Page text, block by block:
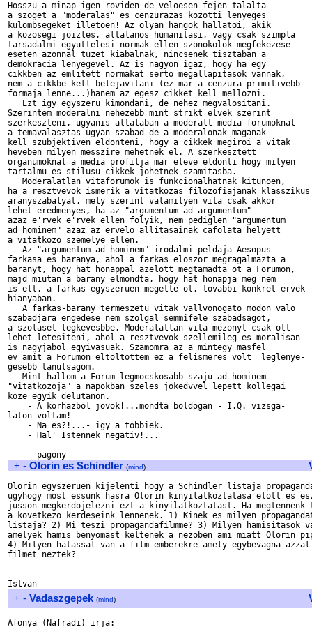
Hosszu a minap igen roviden de veloesen fejen talalta
a szoget a "moderalas" es cenzurazas kozotti lenyeges
kulombsegeket illetoen! Az olyan hangok hallatoi, akik
a kozosegi joizles, altalanos humanitasi, vagy csak szimpla
tarsadalmi egyuttelesi normak ellen szonokolok megfekezese
eseten azonnal tuzet kiabalnak, nincsenek tisztaban a
demokracia lenyegevel. Az is nagyon igaz, hogy ha egy
cikkben az emlitett normakat serto megallapitasok vannak,
nem a cikkbe kell belejavitani (ez mar a cenzura primitivebb
formaja lenne...)hanem az egesz cikket kell mellozni.
   Ezt igy egyszeru kimondani, de nehez megvalositani.
Szerintem moderalni nehezebb mint strikt elvek szerint
szerkeszteni, ugyanis altalaban a moderalt media forumoknal
a temavalasztas ugyan szabad de a moderalonak maganak
kell szubjektiven eldonteni, hogy a cikkek megiroi a vitak
heveben milyen messzire mehetnek el. A szerkesztett
organumoknal a media profilja mar eleve eldonti hogy milyen
tartalmu es stilusu cikkek johetnek szamitasba.
   Moderalatlan vitaforumok is funkcionalhatnak kitunoen,
ha a resztvevok ismerik a vitatkozas filozofiajanak klasszikus
aranyszabalyat, mely szerint valamilyen vita csak akkor
lehet eredmenyes, ha az "argumentum ad argumentum"
azaz e'rvek e'rvek ellen folyik, nem pediglen "argumentum
ad hominem" azaz az ervelo allitasainak cafolata helyett
a vitatkozo szemelye ellen.
   Az "argumentum ad hominem" irodalmi peldaja Aesopus
farkasa es baranya, ahol a farkas eloszor megragalmazta a
baranyt, hogy hat honappal azelott megtamadta ot a Forumon,
majd miutan a barany elmondta, hogy hat honapja meg nem
is elt, a farkas egyszeruen megette ot, tovabbi konkret ervek
hianyaban.
   A farkas-barany termeszetu vitak vallvonogato modon valo
szabadjara engedese nem szolgal semmifele szabadsagot,
a szolaset legkevesbbe. Moderalatlan vita mezonyt csak ott
lehet letesiteni, ahol a resztvevok szellemileg es moralisan
is nagyjabol egyivasuak. Szamomra az a mintegy masfel
ev amit a Forumon eltoltottem ez a felismeres volt  leglenye-
gesebb tanulsagom.
   Mint hallom a Forum legmocskosabb szaju ad hominem
"vitatkozoja" a napokban szeles jokedvvel lepett kollegai
koze egyik delutanon.
    - A korhazbol jovok!...mondta boldogan - I.Q. vizsga-
laton voltam!
    - Na es?!...- igy a tobbiek.
    - Hal' Istennek negativ!...
+ - Olorin es Schindler (mind)
Olorin egyszeruen kijelenti hogy a Schindler listaja
ugyhogy most essunk hasra Olorin kinyilatkoztatasa elott es
jusson megkerdojelezni ezt a kinyilatkoztatast. Ha
a kovetkezo kerdeseink lennenek. 1) Kinek es milyen
listaja? 2) Mi teszi propagandafilmme? 3) Milyen hamisitasok
amelyek hamis benyomast keltenek a nezoben ami miatt Olorin
4) Milyen hatassal van a film emberekre amely egybevagna azzal
filmet neztek?
+ - Vadaszgepek (mind)